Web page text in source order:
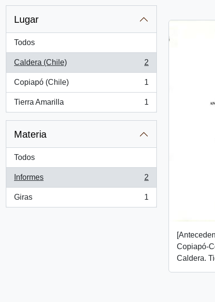
Lugar
Todos
Caldera (Chile)
, 2 resultados
2
Copiapó (Chile)
, 1 resultados
1
Tierra Amarilla
, 1 resultados
1
Materia
Todos
Informes
, 2 resultados
2
Giras
, 1 resultados
1
Copiapó-
Caldera.